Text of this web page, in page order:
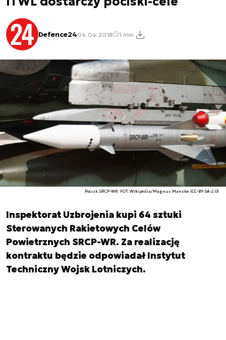
Defence2404.04.2018 1 min.
Pocisk SRCP-WR. FOT. Wikipedia/Magnus Manske (CC-BY-SA-2.0)
Inspektorat Uzbrojenia kupi 64 sztuki
Sterowanych Rakietowych Celów
Powietrznych SRCP-WR. Za realizację
kontraktu będzie odpowiadał Instytut
Techniczny Wojsk Lotniczych.